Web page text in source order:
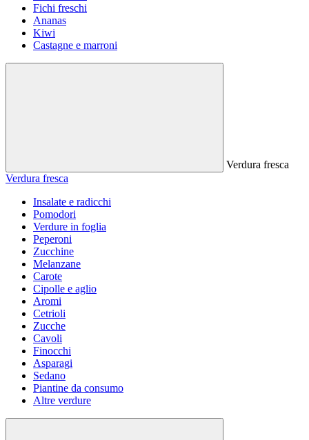
Fichi freschi
Ananas
Kiwi
Castagne e marroni
Verdura fresca
Verdura fresca
Insalate e radicchi
Pomodori
Verdure in foglia
Peperoni
Zucchine
Melanzane
Carote
Cipolle e aglio
Aromi
Cetrioli
Zucche
Cavoli
Finocchi
Asparagi
Sedano
Piantine da consumo
Altre verdure